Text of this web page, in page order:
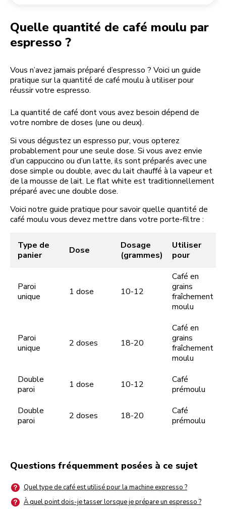
Quelle quantité de café moulu par
espresso ?
Vous n’avez jamais préparé d’espresso ? Voici un guide
pratique sur la quantité de café moulu à utiliser pour
réussir votre espresso.
La quantité de café dont vous avez besoin dépend de
votre nombre de doses (une ou deux).
Si vous dégustez un espresso pur, vous opterez
probablement pour une seule dose. Si vous avez envie
d’un cappuccino ou d’un latte, ils sont préparés avec une
dose simple ou double, avec du lait chauffé à la vapeur et
de la mousse de lait. Le flat white est traditionnellement
préparé avec une double dose.
Voici notre guide pratique pour savoir quelle quantité de
café moulu vous devez mettre dans votre porte-filtre :
Type de
panier
Dose
Dosage
(grammes)
Utiliser
pour
Paroi
unique
1 dose 10-12
Café en
grains
fraîchement
moulu
Paroi
unique
2 doses 18-20
Café en
grains
fraîchement
moulu
Double
paroi
1 dose 10-12
Café
prémoulu
Double
paroi
2 doses 18-20
Café
prémoulu
Questions fréquemment posées à ce sujet
Quel type de café est utilisé pour la machine expresso ?
À quel point dois-je tasser lorsque je prépare un espresso ?